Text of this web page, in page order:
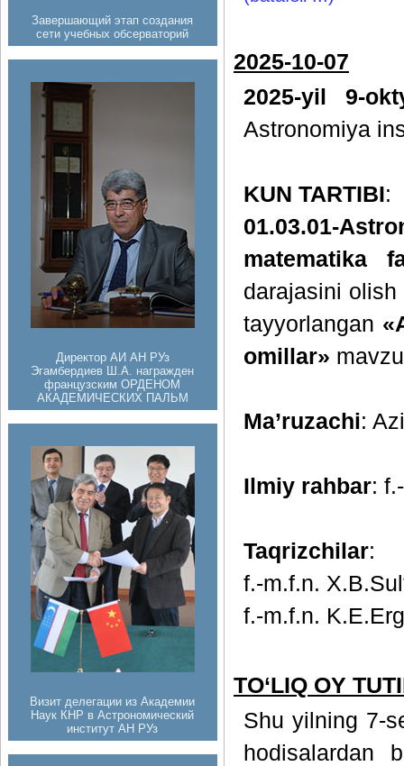
Завершающий этап создания
сети учебных обсерваторий
Директор АИ АН РУз
Эгамбердиев Ш.А. награжден
французским ОРДЕНОМ
АКАДЕМИЧЕСКИХ ПАЛЬМ
Визит делегации из Академии
Наук КНР в Астрономический
институт АН РУз
2025-10-07
2025-yil 9-
Astronomiya
KUN TARTIBI:
01.03.01-
matematika
darajasini
tayyorlangan
omillar»
Ma’ruzachi:
Ilmiy rahbar:
Taqrizchilar:
f.-m.f.n.
f.-m.f.n.
TO‘LIQ OY
Shu yilning 7-
hodisalardan